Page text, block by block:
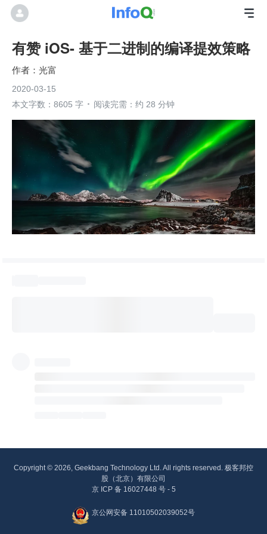
有赞 iOS- 基于二进制的编译提效策略
光富
2020-03-15
本文字数：8605 字
阅读完需：约 28 分钟
Copyright © 2026, Geekbang Technology Ltd. All rights reserved. 极客邦控
股（北京）有限公司
京 ICP 备 16027448 号 - 5
京公网安备 11010502039052号